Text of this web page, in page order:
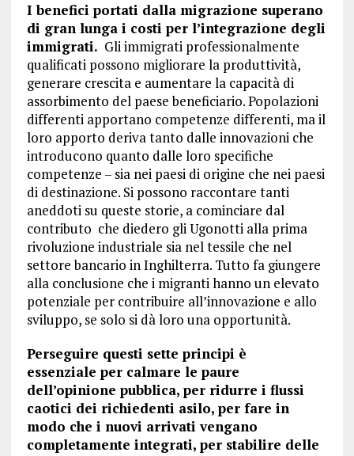
I benefici portati dalla migrazione superano
di gran lunga i costi per l’integrazione degli
immigrati. Gli immigrati professionalmente
qualificati possono migliorare la produttività,
generare crescita e aumentare la capacità di
assorbimento del paese beneficiario. Popolazioni
differenti apportano competenze differenti, ma il
loro apporto deriva tanto dalle innovazioni che
introducono quanto dalle loro specifiche
competenze – sia nei paesi di origine che nei paesi
di destinazione. Si possono raccontare tanti
aneddoti su queste storie, a cominciare dal
contributo che diedero gli Ugonotti alla prima
rivoluzione industriale sia nel tessile che nel
settore bancario in Inghilterra. Tutto fa giungere
alla conclusione che i migranti hanno un elevato
potenziale per contribuire all’innovazione e allo
sviluppo, se solo si dà loro una opportunità.
Perseguire questi sette principi è
essenziale per calmare le paure
dell’opinione pubblica, per ridurre i flussi
caotici dei richiedenti asilo, per fare in
modo che i nuovi arrivati vengano
completamente integrati, per stabilire delle